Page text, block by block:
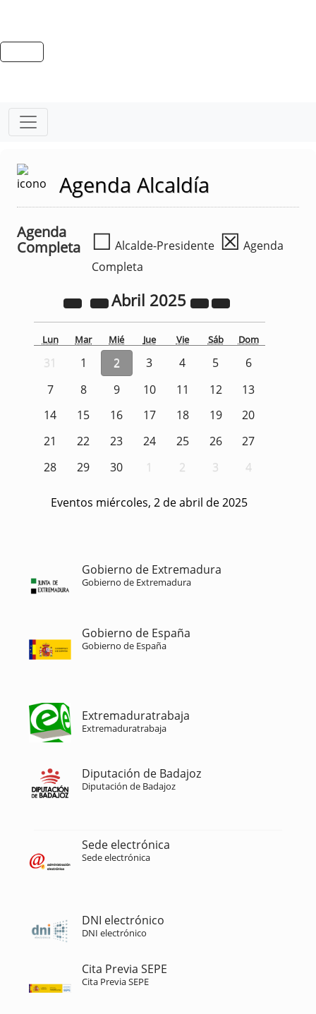
Agenda Alcaldía
Agenda
Completa
☐ Alcalde-Presidente ☒ Agenda
Completa
Abril 2025
Lun Mar Mié Jue Vie Sáb Dom
31 1 2 3 4 5
6
7
8 9 10 11 12
13
14
15 16 17 18 19
20
21
22 23 24 25 26
27
28
29 30 1 2 3 4
Eventos miércoles, 2 de abril de 2025
Gobierno de Extremadura
Gobierno de Extremadura
Gobierno de España
Gobierno de España
Extremaduratrabaja
Extremaduratrabaja
Diputación de Badajoz
Diputación de Badajoz
Sede electrónica
Sede electrónica
DNI electrónico
DNI electrónico
Cita Previa SEPE
Cita Previa SEPE